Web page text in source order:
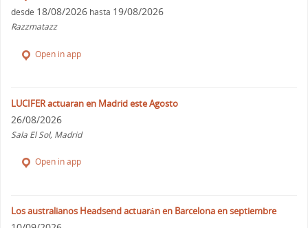
desde 18/08/2026 hasta 19/08/2026
Razzmatazz
Open in app
LUCIFER actuaran en Madrid este Agosto
26/08/2026
Sala El Sol, Madrid
Open in app
Los australianos Headsend actuarán en Barcelona en septiembre